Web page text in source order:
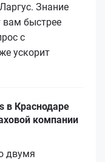
Знание
вам быстрее
с
ускорит
в Краснодаре
компании
двумя